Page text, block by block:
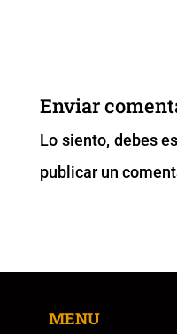
b
o
o
k
Enviar
Lo siento, debes
publicar un
MENU